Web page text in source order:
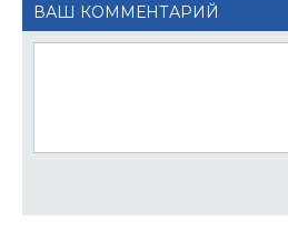
ВАШ КОММЕНТАРИЙ